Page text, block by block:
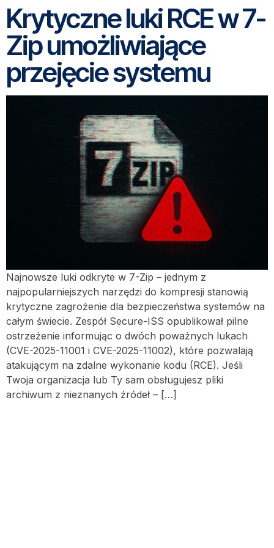
Krytyczne luki RCE w 7-
Zip umożliwiające
przejęcie systemu
Najnowsze luki odkryte w 7-Zip – jednym z
najpopularniejszych narzędzi do kompresji stanowią
krytyczne zagrożenie dla bezpieczeństwa systemów na
całym świecie. Zespół Secure-ISS opublikował pilne
ostrzeżenie informując o dwóch poważnych lukach
(CVE-2025-11001 i CVE-2025-11002), które pozwalają
atakującym na zdalne wykonanie kodu (RCE). Jeśli
Twoja organizacja lub Ty sam obsługujesz pliki
archiwum z nieznanych źródeł – […]